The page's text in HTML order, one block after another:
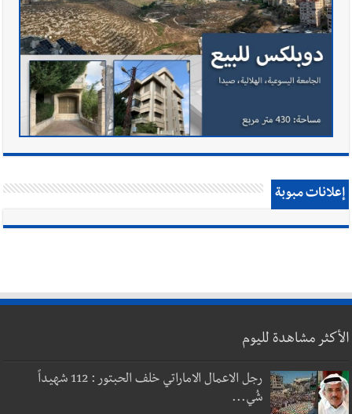
إعلانات مبوبة
الأكثر مشاهدة لليوم
رجل الاعمال الاماراتي خلف الحبتور : 112 شهيداً
شُي...